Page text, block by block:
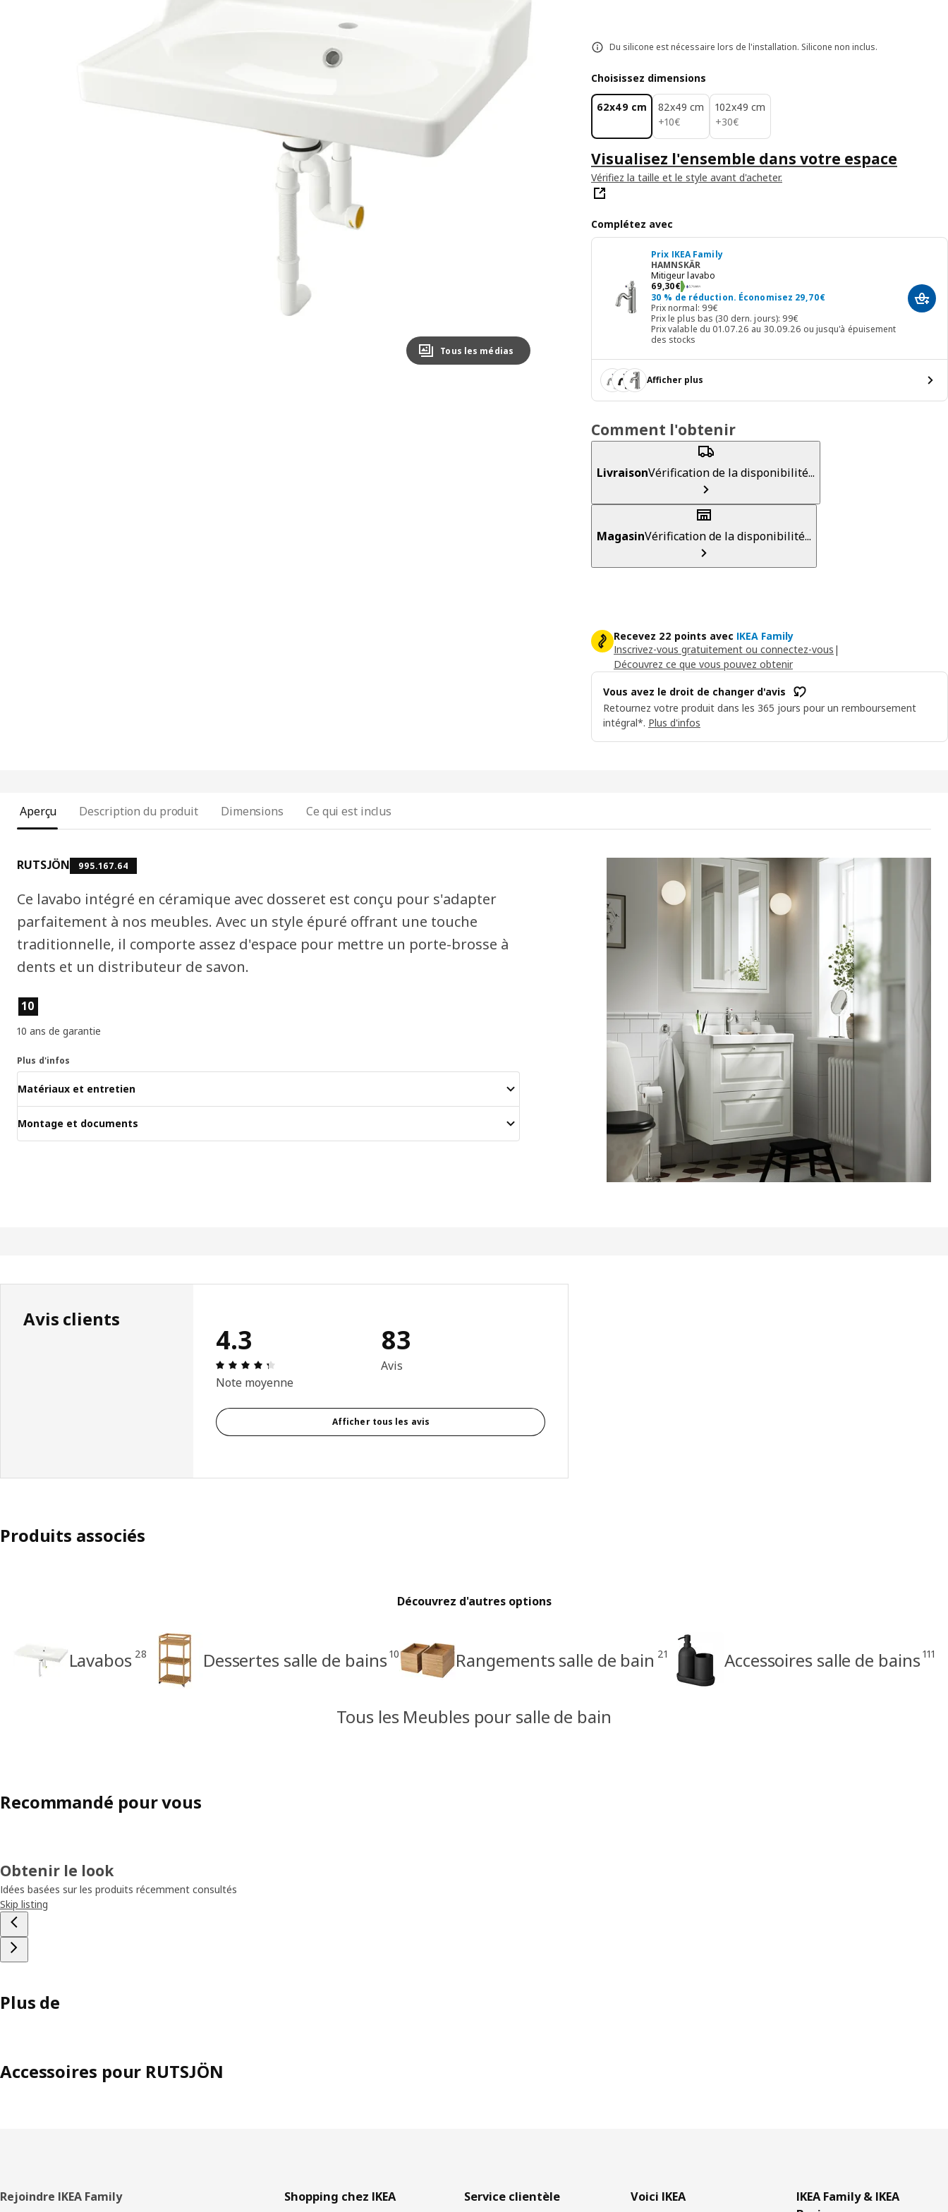
Tous les médias
Du silicone est nécessaire lors de l'installation. Silicone non inclus.
Choisissez dimensions
62x49 cm
82x49 cm
+10€
10€
102x49 cm
+30€
30€
Visualisez l'ensemble dans votre espace
Vérifiez la taille et le style avant d'acheter.
Complétez avec
Prix IKEA Family
HAMNSKÄR
Mitigeur lavabo
69,30€
69,30€
30 % de réduction. Économisez 29,70€
Prix normal: 99€
Prix ​​le plus bas (30 dern. jours): 99€
Prix valable du 01.07.26 au 30.09.26 ou jusqu'à épuisement
des stocks
Afficher plus
Comment l'obtenir
LivraisonVérification de la disponibilité...
MagasinVérification de la disponibilité...
Recevez 22 points avec IKEA Family
Inscrivez-vous gratuitement ou connectez-vous |
Découvrez ce que vous pouvez obtenir
Vous avez le droit de changer d'avis
Retournez votre produit dans les 365 jours pour un remboursement
intégral*. Plus d'infos
Aperçu Description du produit Dimensions Ce qui est inclus
RUTSJÖN 995.167.64
Ce lavabo intégré en céramique avec dosseret est conçu pour s'adapter
parfaitement à nos meubles. Avec un style épuré offrant une touche
traditionnelle, il comporte assez d'espace pour mettre un porte-brosse à
dents et un distributeur de savon.
Caractéristiques du produit
10
10 ans de garantie
Plus d'infos
Matériaux et entretien
Montage et documents
Avis clients
4.3
Évaluation: 4.3 sur 5 étoiles. Nombre total d'avis: 83
Note moyenne
83
Avis
Afficher tous les avis
Produits associés
Découvrez d'autres options
Lavabos 28 Dessertes salle de bains 10 Rangements salle de bain 21 Accessoires salle de bains 111
Tous les Meubles pour salle de bain
Recommandé pour vous
Obtenir le look
Idées basées sur les produits récemment consultés
Skip listing
Plus de
Accessoires pour RUTSJÖN
Pied
Rejoindre IKEA Family Shopping chez IKEA Service clientèle Voici IKEA
IKEA Family & IKEA